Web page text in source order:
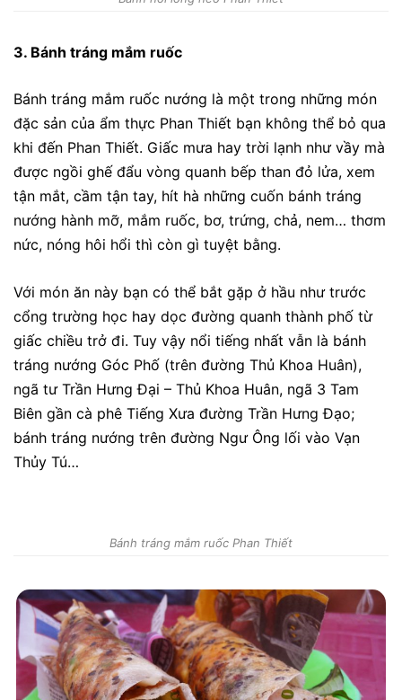
3. Bánh tráng mắm ruốc
Bánh tráng mắm ruốc nướng là một trong những món
đặc sản của ẩm thực Phan Thiết bạn không thể bỏ qua
khi đến Phan Thiết. Giấc mưa hay trời lạnh như vầy mà
được ngồi ghế đẩu vòng quanh bếp than đỏ lửa, xem
tận mắt, cầm tận tay, hít hà những cuốn bánh tráng
nướng hành mỡ, mắm ruốc, bơ, trứng, chả, nem… thơm
nức, nóng hôi hổi thì còn gì tuyệt bằng.
Với món ăn này bạn có thể bắt gặp ở hầu như trước
cổng trường học hay dọc đường quanh thành phố từ
giấc chiều trở đi. Tuy vậy nổi tiếng nhất vẫn là bánh
tráng nướng Góc Phố (trên đường Thủ Khoa Huân),
ngã tư Trần Hưng Đại – Thủ Khoa Huân, ngã 3 Tam
Biên gần cà phê Tiếng Xưa đường Trần Hưng Đạo;
bánh tráng nướng trên đường Ngư Ông lối vào Vạn
Thủy Tú…
Bánh tráng mắm ruốc Phan Thiết